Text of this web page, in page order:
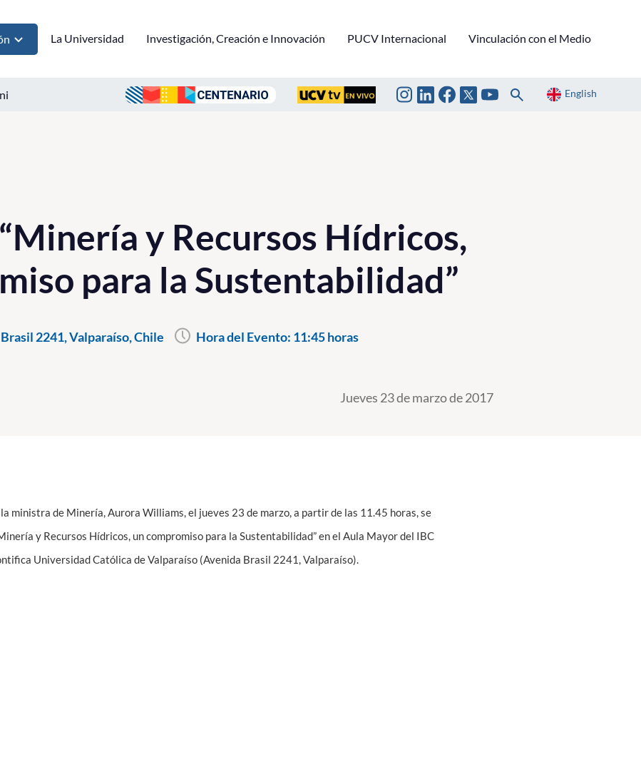
La Universidad Investigación, Creación e Innovación PUCV Internacional Vinculación con el Medio
English
y Recursos Hídricos,
para la Sustentabilidad”
2241, Valparaíso, Chile Hora del Evento: 11:45 horas
Jueves 23 de marzo de 2017
ministra de Minería, Aurora Williams, el jueves 23 de marzo, a partir de las 11.45 horas, se
y Recursos Hídricos, un compromiso para la Sustentabilidad” en el Aula Mayor del IBC
Universidad Católica de Valparaíso (Avenida Brasil 2241, Valparaíso).